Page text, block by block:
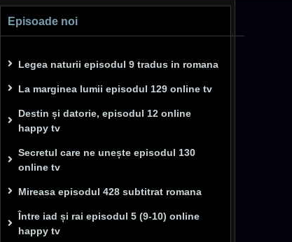
Episoade noi
Legea naturii episodul 9 tradus in romana
La marginea lumii episodul 129 online tv
Destin și datorie, episodul 12 online
happy tv
Secretul care ne unește episodul 130
online tv
Mireasa episodul 428 subtitrat romana
Între iad și rai episodul 5 (9-10) online
happy tv